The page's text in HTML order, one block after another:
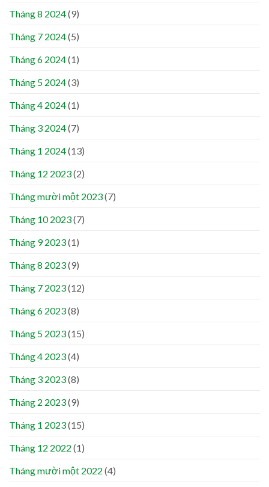
Tháng 8 2024(9)
Tháng 7 2024(5)
Tháng 6 2024(1)
Tháng 5 2024(3)
Tháng 4 2024(1)
Tháng 3 2024(7)
Tháng 1 2024(13)
Tháng 12 2023(2)
Tháng mười một 2023(7)
Tháng 10 2023(7)
Tháng 9 2023(1)
Tháng 8 2023(9)
Tháng 7 2023(12)
Tháng 6 2023(8)
Tháng 5 2023(15)
Tháng 4 2023(4)
Tháng 3 2023(8)
Tháng 2 2023(9)
Tháng 1 2023(15)
Tháng 12 2022 (1)
Tháng mười một 2022 (4)